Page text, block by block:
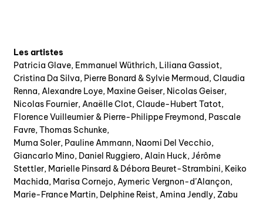
Les artistes
Patricia Glave, Emmanuel Wüthrich, Liliana Gassiot,
Cristina Da Silva, Pierre Bonard & Sylvie Mermoud, Claudia
Renna, Alexandre Loye, Maxine Geiser, Nicolas Geiser,
Nicolas Fournier, Anaëlle Clot, Claude-Hubert Tatot,
Florence Vuilleumier & Pierre-Philippe Freymond, Pascale
Favre, Thomas Schunke,
Muma Soler, Pauline Ammann, Naomi Del Vecchio,
Giancarlo Mino, Daniel Ruggiero, Alain Huck, Jérôme
Stettler, Marielle Pinsard & Débora Beuret-Strambini, Keiko
Machida, Marisa Cornejo, Aymeric Vergnon-d’Alançon,
Marie-France Martin, Delphine Reist, Amina Jendly, Zabu